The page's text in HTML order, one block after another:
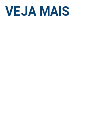
VEJA MAIS